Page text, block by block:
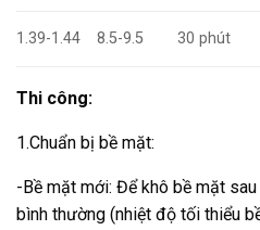
1.39-1.44 8.5-9.5 30 phút
Thi công:
1.Chuẩn bị bề mặt:
-Bề mặt mới: Để khô bề mặt
bình thường (nhiệt độ tối thiểu